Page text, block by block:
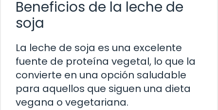
Beneficios de la leche de
soja
La leche de soja es una excelente
fuente de proteína vegetal, lo que la
convierte en una opción saludable
para aquellos que siguen una dieta
vegana o vegetariana.